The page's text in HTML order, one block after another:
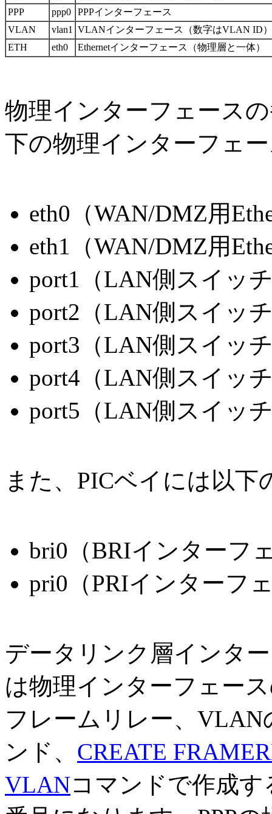
PPP
ppp0
PPPインターフェース
VLAN
vlan1
VLANインターフェース（数字はVLAN ID）
ETH
eth0 Ethernetインターフェース（物理層と一体）
物理インターフェース
下の物理インターフェ
eth0（WAN/DMZ用
eth1（WAN/DMZ用
port1（LAN側スイッ
port2（LAN側スイッ
port3（LAN側スイッ
port4（LAN側スイッ
port5（LAN側スイッ
また、PICベイには以
bri0（BRIインターフ
pri0（PRIインターフ
データリンク層インタ
は物理インターフェー
フレームリレー、VLAN
ンド、 CREATE
VLANコマンドで作成